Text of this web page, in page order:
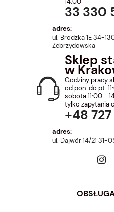
33 330
adres:
ul. Brodzka 1E 34-
Zebrzydowska
Sklep
w
Godziny pracy
od pon. do pt.
sobota 11:00 -
tylko zapytania
+48
adres:
ul. Dajwór 14/21 31-